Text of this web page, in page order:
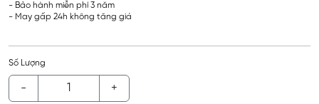
- Bảo hành miễn phí 3 năm
- May gấp 24h không tăng giá
Số Lượng
- +